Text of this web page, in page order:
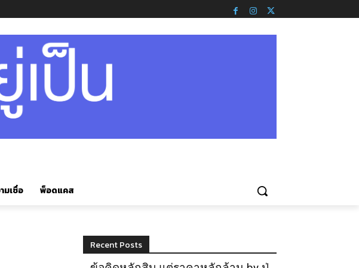
มเชื่อ พ็อดแคส
Recent Posts